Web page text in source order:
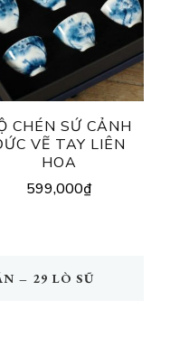
CHÉN SỨ CẢNH
VẼ TAY LIÊN
HOA
599,000₫
– 29 LÒ SŨ